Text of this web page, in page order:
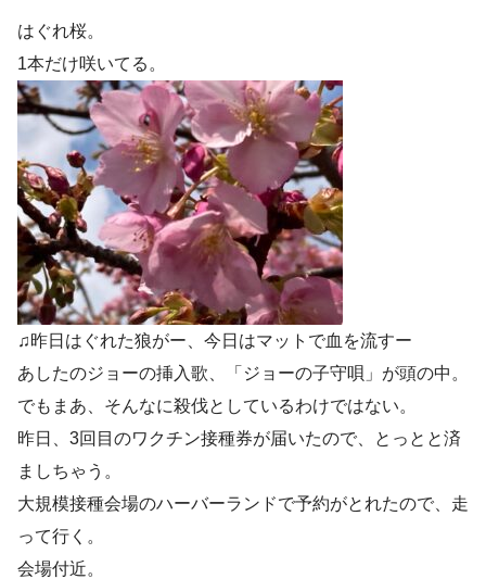
はぐれ桜。
1本だけ咲いてる。
♫昨日はぐれた狼がー、今日はマットで血を流すー
あしたのジョーの挿入歌、「ジョーの子守唄」が頭の中。
でもまあ、そんなに殺伐としているわけではない。
昨日、3回目のワクチン接種券が届いたので、とっとと済
ましちゃう。
大規模接種会場のハーバーランドで予約がとれたので、走
って行く。
会場付近。